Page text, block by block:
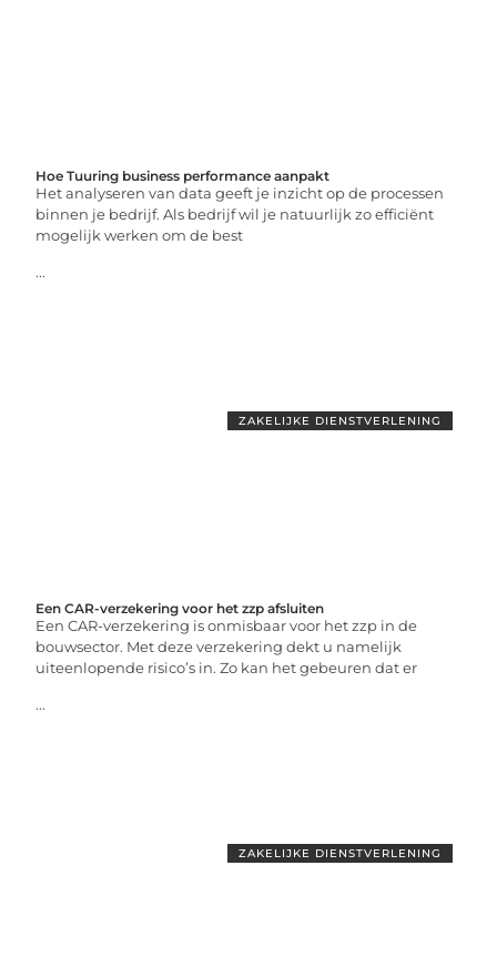
Hoe Tuuring business performance aanpakt
Het analyseren van data geeft je inzicht op de processen
binnen je bedrijf. Als bedrijf wil je natuurlijk zo efficiënt
mogelijk werken om de best
...
ZAKELIJKE DIENSTVERLENING
Een CAR-verzekering voor het zzp afsluiten
Een CAR-verzekering is onmisbaar voor het zzp in de
bouwsector. Met deze verzekering dekt u namelijk
uiteenlopende risico’s in. Zo kan het gebeuren dat er
...
ZAKELIJKE DIENSTVERLENING